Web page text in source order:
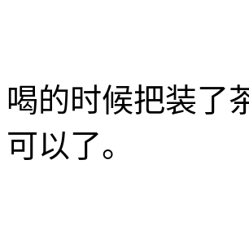
喝的时候把装了
可以了。